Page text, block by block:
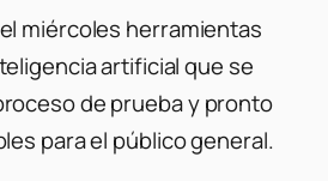
miércoles herramientas
artificial que se
de prueba y pronto
para el público general.